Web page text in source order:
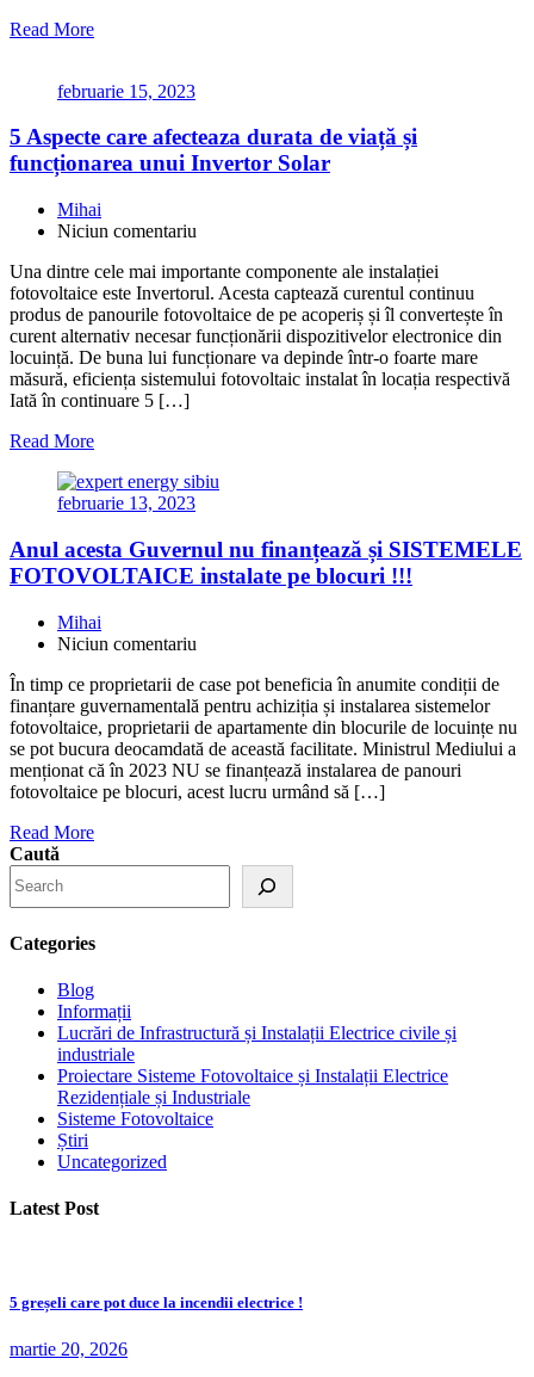
Read More
februarie 15, 2023
5 Aspecte care afecteaza durata de viață și
funcționarea unui Invertor Solar
Mihai
Niciun comentariu
Una dintre cele mai importante componente ale instalației
fotovoltaice este Invertorul. Acesta captează curentul continuu
produs de panourile fotovoltaice de pe acoperiș și îl convertește în
curent alternativ necesar funcționării dispozitivelor electronice din
locuință. De buna lui funcționare va depinde într-o foarte mare
măsură, eficiența sistemului fotovoltaic instalat în locația respectivă
Iată în continuare 5 […]
Read More
februarie 13, 2023
Anul acesta Guvernul nu finanțează și SISTEMELE
FOTOVOLTAICE instalate pe blocuri !!!
Mihai
Niciun comentariu
În timp ce proprietarii de case pot beneficia în anumite condiții de
finanțare guvernamentală pentru achiziția și instalarea sistemelor
fotovoltaice, proprietarii de apartamente din blocurile de locuințe nu
se pot bucura deocamdată de această facilitate. Ministrul Mediului a
menționat că în 2023 NU se finanțează instalarea de panouri
fotovoltaice pe blocuri, acest lucru urmând să […]
Read More
Caută
Categories
Blog
Informații
Lucrări de Infrastructură și Instalații Electrice civile și
industriale
Proiectare Sisteme Fotovoltaice și Instalații Electrice
Rezidențiale și Industriale
Sisteme Fotovoltaice
Știri
Uncategorized
Latest Post
5 greșeli care pot duce la incendii electrice !
martie 20, 2026